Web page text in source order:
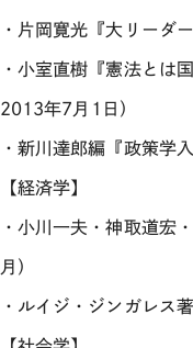
・片岡寛光『大リーダ
・小室直樹『憲法とは
2013年7月1日）
・新川達郎編『政策学
【経済学】
・小川一夫・神取道宏
月）
・ルイジ・ジンガレス